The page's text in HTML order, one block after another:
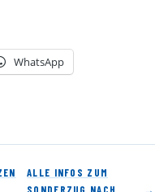
WhatsApp
ALLE INFOS ZUM